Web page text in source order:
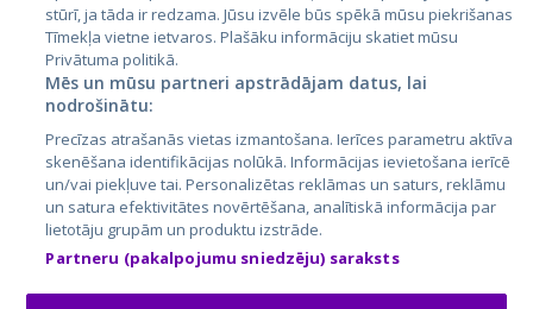
City24.lv
City24.ee
GetaPro.lv
GetaPro.ee
Skelbiu.lt
Autoplius.lt
Aruodas.lt
CVbankas.lt
Kainos.lt
Paslaugos.lt
auto24.ee
Osta.ee
KuldneBörs.ee
stūrī, ja tāda ir redzama. Jūsu izvēle būs spēkā mūsu piekrišanas
Tīmekļa vietne ietvaros. Plašāku informāciju skatiet mūsu
Privātuma politikā.
Mēs un mūsu partneri apstrādājam datus, lai
nodrošinātu:
Precīzas atrašanās vietas izmantošana. Ierīces parametru aktīva
skenēšana identifikācijas nolūkā. Informācijas ievietošana ierīcē
un/vai piekļuve tai. Personalizētas reklāmas un saturs, reklāmu
un satura efektivitātes novērtēšana, analītiskā informācija par
lietotāju grupām un produktu izstrāde.
Partneru (pakalpojumu sniedzēju) saraksts